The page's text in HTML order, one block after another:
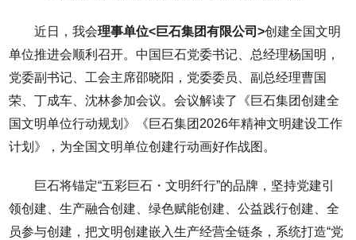
近日，我会理事单位<巨石集团有限公司>创建全国文明
单位推进会顺利召开。中国巨石党委书记、总经理杨国明，
党委副书记、工会主席邵晓阳，党委委员、副总经理曹国
荣、丁成车、沈林参加会议。会议解读了《巨石集团创建全
国文明单位行动规划》《巨石集团2026年精神文明建设工作
计划》，为全国文明单位创建行动画好作战图。
巨石将锚定“五彩巨石・文明纤行”的品牌，坚持党建引
领创建、生产融合创建、绿色赋能创建、公益践行创建、全
员参与创建，把文明创建嵌入生产经营全链条，系统打造“党